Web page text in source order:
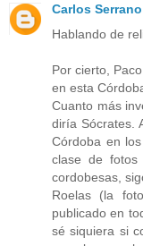
Carlos Serrano
Hablando de
Por cierto,
en esta
Cuanto más
diría Sócrates.
Córdoba en
clase de fotos
cordobesas,
Roelas (la
publicado en
sé siquiera si